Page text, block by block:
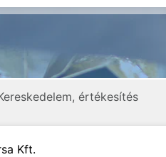
értékesítés
Kft.